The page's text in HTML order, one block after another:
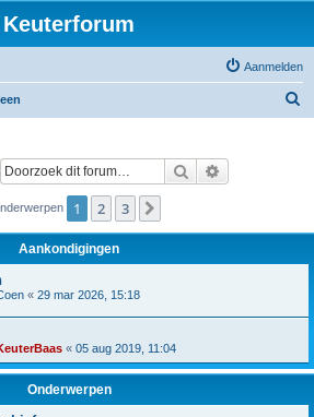
Keuterforum
Aanmelden
Zoek
1 2 3
Aankondigingen
« 29 mar 2026, 15:18
« 05 aug 2019, 11:04
Onderwerpen